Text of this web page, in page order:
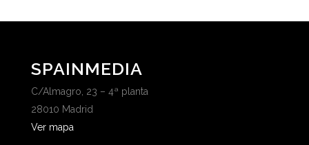
SPAINMEDIA
C/Almagro, 23 – 4ª planta
28010 Madrid
Ver mapa